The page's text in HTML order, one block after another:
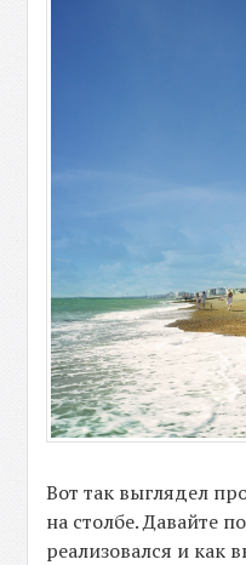
Вот так выглядел
на столбе. Давайте
реализовался и как